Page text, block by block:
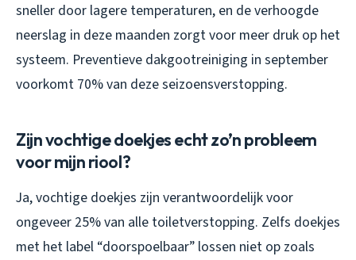
sneller door lagere temperaturen, en de verhoogde
neerslag in deze maanden zorgt voor meer druk op het
systeem. Preventieve dakgootreiniging in september
voorkomt 70% van deze seizoensverstopping.
Zijn vochtige doekjes echt zo’n probleem
voor mijn riool?
Ja, vochtige doekjes zijn verantwoordelijk voor
ongeveer 25% van alle toiletverstopping. Zelfs doekjes
met het label “doorspoelbaar” lossen niet op zoals